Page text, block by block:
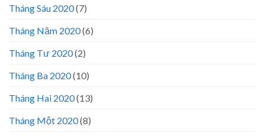
Tháng Sáu 2020(7)
Tháng Năm 2020(6)
Tháng Tư 2020(2)
Tháng Ba 2020(10)
Tháng Hai 2020(13)
Tháng Một 2020(8)